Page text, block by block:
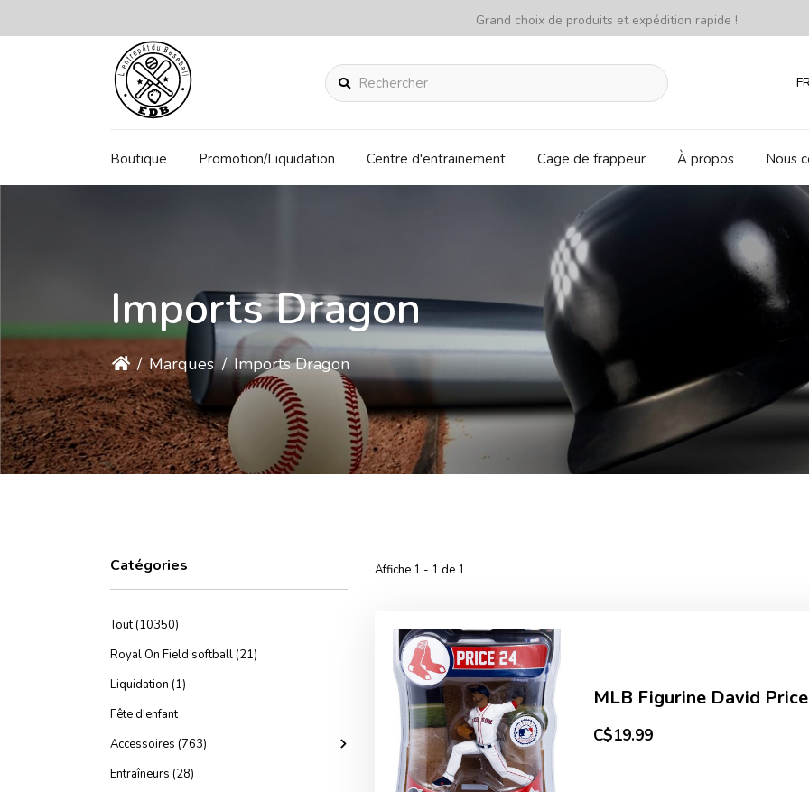
Grand choix de produits et expédition rapide !
Rechercher
Boutique Promotion/Liquidation Centre d'entrainement Cage de frappeur À propos Nous
Imports Dragon
/ Marques / Imports Dragon
Catégories
Tout (10350)
Royal On Field softball (21)
Liquidation (1)
Fête d'enfant
Accessoires (763)
Entraîneurs (28)
Affiche 1 - 1 de 1
MLB Figurine David Price
C$19.99